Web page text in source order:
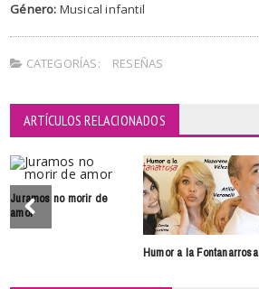
Género: Musical infantil
CATEGORÍAS: RESEÑAS
ARTÍCULOS RELACIONADOS
Juramos no morir de
amor
Humor a la Fontanarrosa